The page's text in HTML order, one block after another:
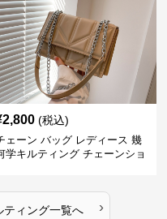
2,800 (税込)
ェーン バッグ レディース 幾
学キルティング チェーンショ
ティング一覧へ ›